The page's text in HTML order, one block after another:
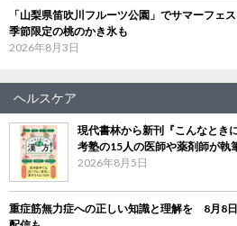
「山梨県笛吹川フルーツ公園」でサマーフェ
季節限定の桃のかき氷も
2026年8月3日
ヘルスケア
現代書林から新刊『こんなと
考塾の15人の医師や薬剤師が執
2026年8月5日
重症筋無力症への正しい知識と理解を 8月8